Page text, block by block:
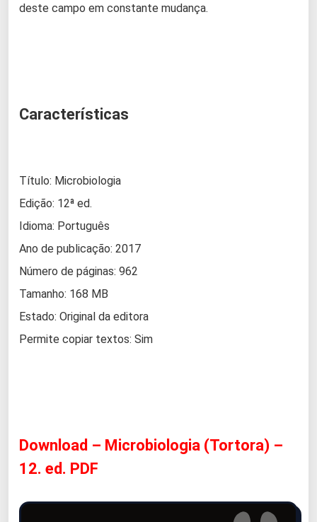
deste campo em constante mudança.
Características
Título: Microbiologia
Edição: 12ª ed.
Idioma: Português
Ano de publicação: 2017
Número de páginas: 962
Tamanho: 168 MB
Estado: Original da editora
Permite copiar textos: Sim
Download – Microbiologia (Tortora) –
12. ed. PDF